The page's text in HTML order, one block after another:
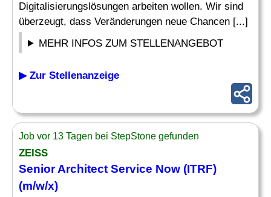
Digitalisierungslösungen arbeiten wollen. Wir sind
überzeugt, dass Veränderungen neue Chancen [...]
MEHR INFOS ZUM STELLENANGEBOT
▶ Zur Stellenanzeige
Job vor 13 Tagen bei StepStone gefunden
ZEISS
Senior Architect Service Now (ITRF)
(m/w/x)